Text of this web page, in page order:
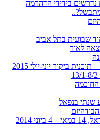
בידידי הדהרמה
שבועית בתל אביב
לאור
ביקור יוני-יולי 2015
שנתי בנפאל
2014